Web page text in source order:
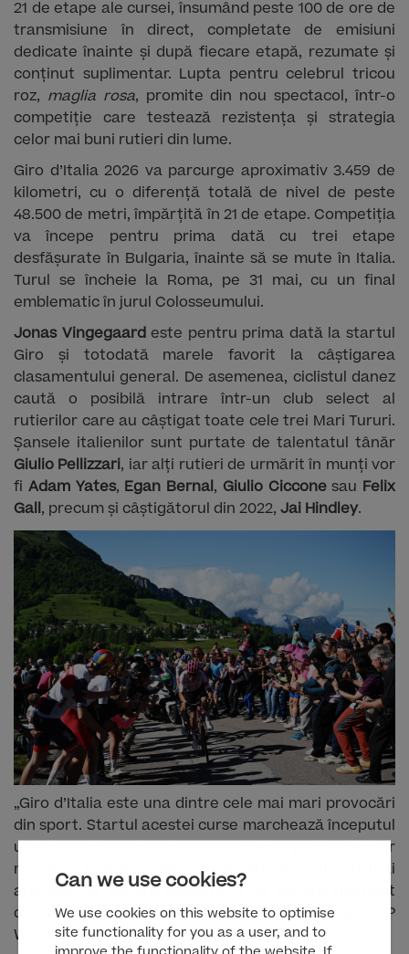
Can we use cookies?
We use cookies on this website to optimise
site functionality for you as a user, and to
21 de etape ale cursei, însumând peste 100 de ore de
transmisiune în direct, completate de emisiuni
dedicate înainte și după fiecare etapă, rezumate și
conținut suplimentar. Lupta pentru celebrul tricou
roz, maglia rosa, promite din nou spectacol, într-o
competiție care testează rezistența și strategia
celor mai buni rutieri din lume.
Giro d’Italia 2026 va parcurge aproximativ 3.459 de
kilometri, cu o diferență totală de nivel de peste
48.500 de metri, împărțită în 21 de etape. Competiția
va începe pentru prima dată cu trei etape
desfășurate în Bulgaria, înainte să se mute în Italia.
Turul se încheie la Roma, pe 31 mai, cu un final
emblematic în jurul Colosseumului.
Jonas Vingegaardeste pentru prima dată la startul
Giro și totodată marele favorit la câștigarea
clasamentului general. De asemenea, ciclistul danez
caută o posibilă intrare într-un club select al
rutierilor care au câștigat toate cele trei Mari Tururi.
Șansele italienilor sunt purtate de talentatul tânăr
Giulio Pellizzari, iar alți rutieri de urmărit în munți vor
fi Adam Yates, Egan Bernal, Giulio Cicconesau Felix
Gall, precum și câștigătorul din 2022, Jai Hindley.
„Giro d’Italia este una dintre cele mai mari provocări
din sport. Startul acestei curse marchează începutul
unei veri pline de evenimente importante, iar
misiunea noastră este să aducem publicul cât mai
aproape de fiecare poveste și de fiecare moment
decisiv al cursei”, a declarat Scott Young, EVP
Warner Bros. Discovery Sports Europe.